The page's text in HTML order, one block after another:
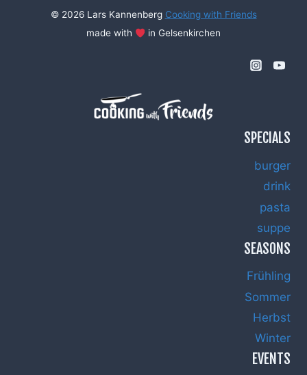
© 2026 Lars Kannenberg Cooking with Friends
made with
in Gelsenkirchen
SPECIALS
burger
drink
pasta
suppe
SEASONS
Frühling
Sommer
Herbst
Winter
EVENTS